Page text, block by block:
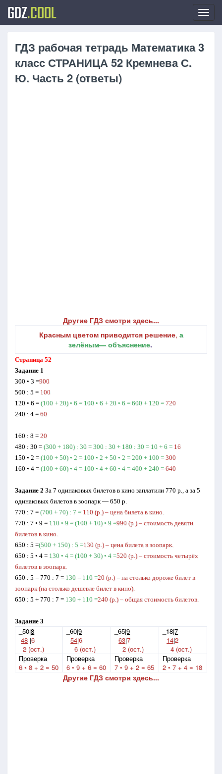
GDZ.COOL
ГДЗ рабочая тетрадь Математика 3
класс СТРАНИЦА 52 Кремнева С.
Ю. Часть 2 (ответы)
Другие ГДЗ смотри здесь...
Красным цветом приводится решение, а
зелёным― объяснение.
Страница 52
Задание 1
300 • 3 =900
500 : 5 = 100
120 • 6 = (100 + 20) • 6 = 100 • 6 + 20 • 6 = 600 + 120 = 720
240 : 4 = 60
160 : 8 = 20
480 : 30 = (300 + 180) : 30 = 300 : 30 + 180 : 30 = 10 + 6 = 16
150 • 2 = (100 + 50) • 2 = 100 • 2 + 50 • 2 = 200 + 100 = 300
160 • 4 = (100 + 60) • 4 = 100 • 4 + 60 • 4 = 400 + 240 = 640
Задание 2 За 7 одинаковых билетов в кино заплатили 770 р., а за 5
одинаковых билетов в зоопарк — 650 р.
770 : 7 = (700 + 70) : 7 = 110 (р.) – цена билета в кино.
770 : 7 • 9 = 110 • 9 = (100 + 10) • 9 =990 (р.) – стоимость девяти
билетов в кино.
650 : 5 =(500 + 150) : 5 =130 (р.) – цена билета в зоопарк.
650 : 5 • 4 = 130 • 4 = (100 + 30) • 4 =520 (р.) – стоимость четырёх
билетов в зоопарк.
650 : 5 – 770 : 7 = 130 – 110 =20 (р.) – на столько дороже билет в
зоопарк (на столько дешевле билет в кино).
650 : 5 + 770 : 7 = 130 + 110 =240 (р.) – общая стоимость билетов.
Задание 3
_50|8
48 |6
2 (ост.)
_60|9
54|6
6 (ост.)
_65|9
63|7
2 (ост.)
_18|7
14|2
4 (ост.)
Проверка
6 • 8 + 2 = 50
Проверка
6 • 9 + 6 = 60
Проверка
7 • 9 + 2 = 65
Проверка
2 • 7 + 4 = 18
Другие ГДЗ смотри здесь...